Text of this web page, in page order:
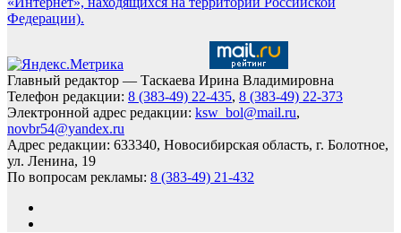
Федерации).
Главный редактор — Таскаева Ирина Владимировна
Телефон редакции: 8 (383-49) 22-435, 8 (383-49) 22-373
Электронной адрес редакции: ksw_bol@mail.ru,
novbr54@yandex.ru
Адрес редакции: 633340, Новосибирская область, г. Болотное,
ул. Ленина, 19
По вопросам рекламы: 8 (383-49) 21-432